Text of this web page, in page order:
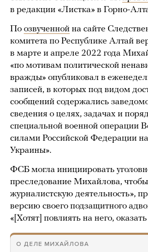
в редакции «Листка» в Горно-
По озвученной на сайте
комитета по Республике Алтай
в марте и апреле 2022 года
«по мотивам политической
вражды» опубликовал в
записей, в которых под видом
сообщений содержались
сведения о целях, задачах и
специальной военной операции
силами Российской Федерации
Украины».
ФСБ могла инициировать
преследование Михайлова, чтобы
журналистскую деятельность»,
версию своего подзащитного
«[Хотят] повлиять на него,
О ДЕЛЕ МИХАЙЛОВА